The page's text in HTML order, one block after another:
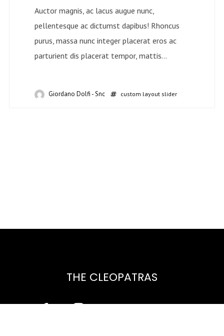
Auctor magnis, ac lacus augue nunc,
pellentesque ac dictumst dapibus! Rhoncus
purus, massa nunc integer placerat eros ac
parturient dis placerat tempor, mattis...
Giordano Dolfi - Snc custom layout slider
THE CLEOPATRAS